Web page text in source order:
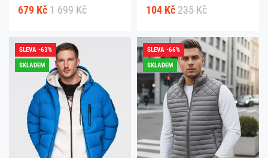
679 Kč 1 699 Kč 104 Kč 235 Kč
SLEVA -63%
SKLADEM
SLEVA -66%
SKLADEM